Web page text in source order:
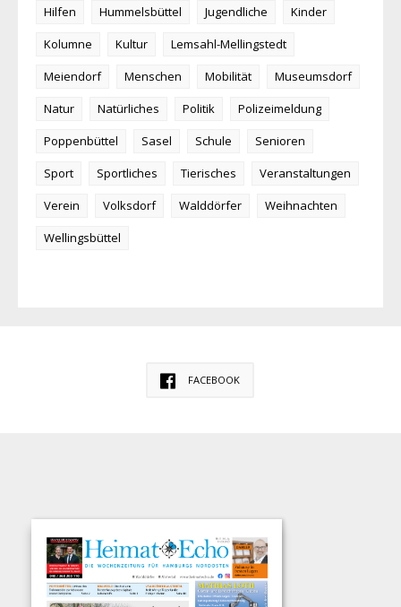
Hilfen
Hummelsbüttel Jugendliche
Kinder
Kolumne
Kultur
Lemsahl-Mellingstedt
Meiendorf
Menschen Mobilität
Museumsdorf
Natur
Natürliches Politik
Polizeimeldung
Poppenbüttel
Sasel Schule
Senioren
Sport
Sportliches Tierisches
Veranstaltungen
Verein
Volksdorf Walddörfer
Weihnachten
Wellingsbüttel
FACEBOOK